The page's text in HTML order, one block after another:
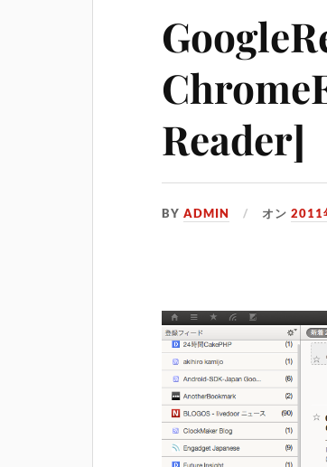
Reader]
BYADMIN オン2011